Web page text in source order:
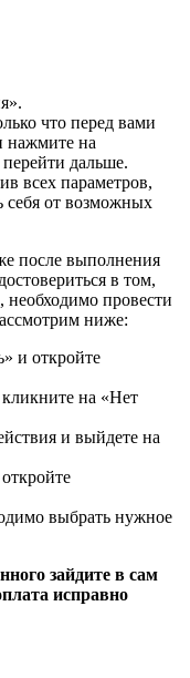
».
что перед вами
нажмите на
дальше.
всех параметров,
себя от возможных
после выполнения
в том,
провести
ниже:
» и откройте
на «Нет
и выйдете на
выбрать нужное
зайдите в сам
исправно